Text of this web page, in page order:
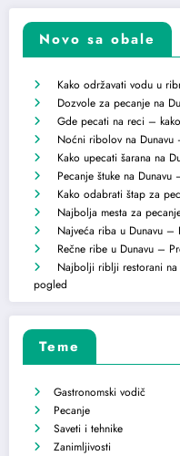
Novo sa obale
Kako održavati vodu u
Dozvole za pecanje na
Gde pecati na reci –
Noćni ribolov na
Kako upecati šarana na
Pecanje štuke na
Kako odabrati štap za
Najbolja mesta za
Najveća riba u Dunavu –
Rečne ribe u Dunavu –
Najbolji riblji restorani
pogled
Teme
Gastronomski vodič
Pecanje
Saveti i tehnike
Zanimljivosti